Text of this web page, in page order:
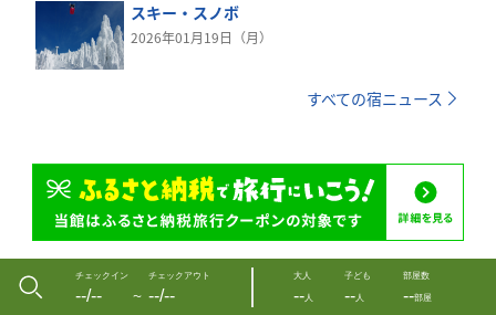
スキー・スノボ
2026年01月19日（月）
すべての宿ニュース
チェックイン
--/-- 〜
チェックアウト
--/--
大人
--人
子ども
--人
部屋数
--部屋